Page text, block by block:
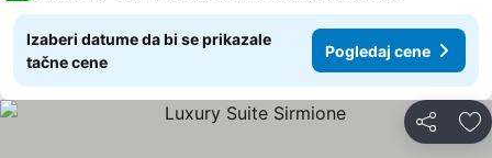
Izaberi datume da bi se prikazale
tačne cene
Pogledaj cene
Deli